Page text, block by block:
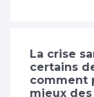
La crise
certains
comment
mieux